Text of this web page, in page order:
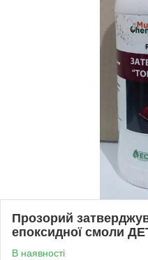
Прозорий
епоксидної смоли
В наявності